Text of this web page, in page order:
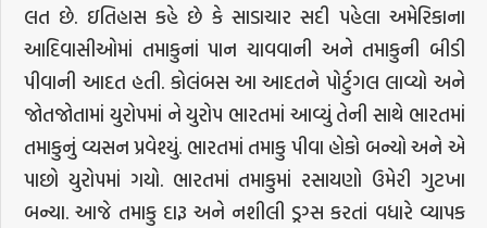
લત છે. ઇતિહાસ કહે છે કે સાડાચાર સદી પહેલા અમેરિકાના
આદિવાસીઓમાં તમાકુનાં પાન ચાવવાની અને તમાકુની બીડી
પીવાની આદત હતી. કોલંબસ આ આદતને પોર્ટુગલ લાવ્યો અને
જોતજોતામાં યુરોપમાં ને યુરોપ ભારતમાં આવ્યું તેની સાથે ભારતમાં
તમાકુનું વ્યસન પ્રવેશ્યું. ભારતમાં તમાકુ પીવા હોકો બન્યો અને એ
પાછો યુરોપમાં ગયો. ભારતમાં તમાકુમાં રસાયણો ઉમેરી ગુટખા
બન્યા. આજે તમાકુ દારૂ અને નશીલી ડ્રગ્સ કરતાં વધારે વ્યાપક